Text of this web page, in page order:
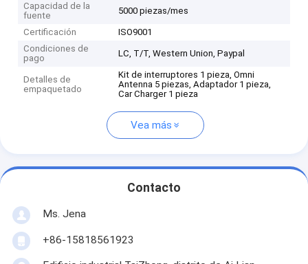
Capacidad de la
fuente
5000 piezas/mes
Certificación
ISO9001
Condiciones de
pago
LC, T/T, Western Union, Paypal
Detalles de
empaquetado
Kit de interruptores 1 pieza, Omni
Antenna 5 piezas, Adaptador 1 pieza,
Car Charger 1 pieza
Vea más
Contacto
Ms. Jena
+86-15818561923